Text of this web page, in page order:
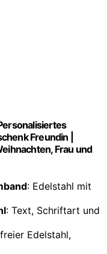
Freundin |
Frau und
: Edelstahl mit
: Text, Schriftart und
Edelstahl,